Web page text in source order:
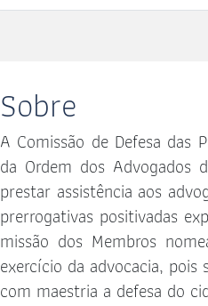
Sobre
A Comissão de Defesa das
da Ordem dos Advogados
prestar assistência aos
prerrogativas positivadas
missão dos Membros
exercício da advocacia,
com maestria a defesa do